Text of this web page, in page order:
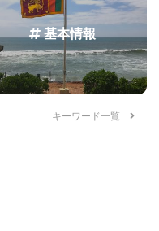
基本情報
キーワード一覧